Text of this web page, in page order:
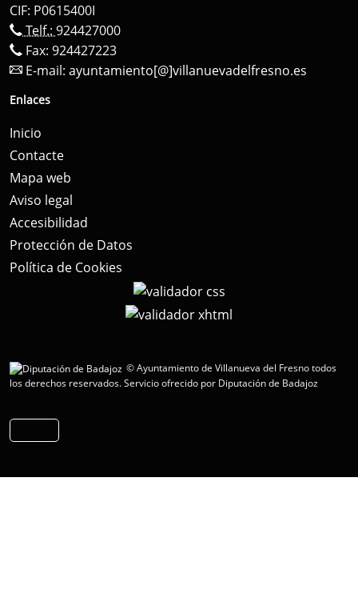
CIF: P0615400I
Telf.: 924427000
Fax: 924427223
E-mail: ayuntamiento[@]villanuevadelfresno.es
Enlaces
Inicio
Contacte
Mapa web
Aviso legal
Accesibilidad
Protección de Datos
Política de Cookies
© Ayuntamiento de Villanueva del Fresno todos
los derechos reservados.Servicio ofrecido por Diputación de Badajoz